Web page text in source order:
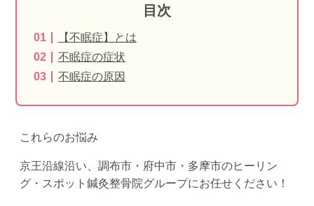
目次
【不眠症】とは
不眠症の症状
不眠症の原因
これらのお悩み
京王沿線沿い、調布市・府中市・多摩市のヒーリン
グ・スポット鍼灸整骨院グループにお任せください！